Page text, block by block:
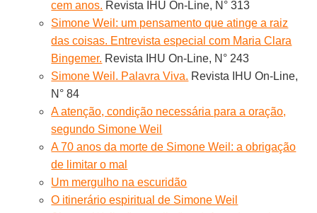
cem anos. Revista IHU On-Line, N° 313
Simone Weil: um pensamento que atinge a raiz
das coisas. Entrevista especial com Maria Clara
Bingemer. Revista IHU On-Line, N° 243
Simone Weil. Palavra Viva. Revista IHU On-Line,
N° 84
A atenção, condição necessária para a oração,
segundo Simone Weil
A 70 anos da morte de Simone Weil: a obrigação
de limitar o mal
Um mergulho na escuridão
O itinerário espiritual de Simone Weil